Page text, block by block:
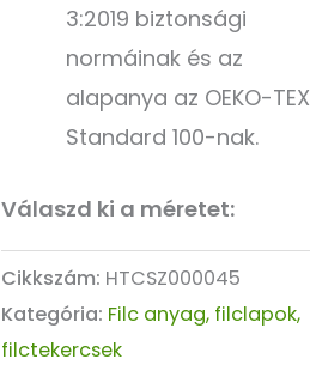
3:2019 biztonsági
normáinak és az
alapanya az OEKO-TEX
Standard 100-nak.
Válaszd ki a méretet:
Cikkszám: HTCSZ000045
Kategória: Filc anyag, filclapok,
filctekercsek